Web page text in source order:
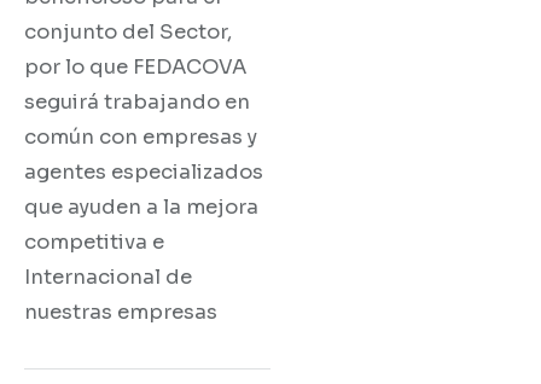
conjunto del Sector,
por lo que FEDACOVA
seguirá trabajando en
común con empresas y
agentes especializados
que ayuden a la mejora
competitiva e
Internacional de
nuestras empresas